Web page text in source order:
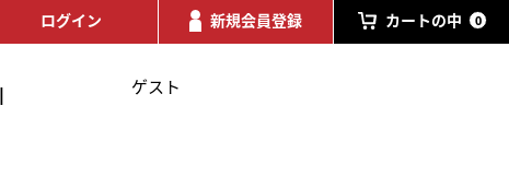
ログイン 新規会員登録 カートの中 0
ゲスト